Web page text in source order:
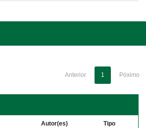
Anterior 1 Póximo
Autor(es) Tipo